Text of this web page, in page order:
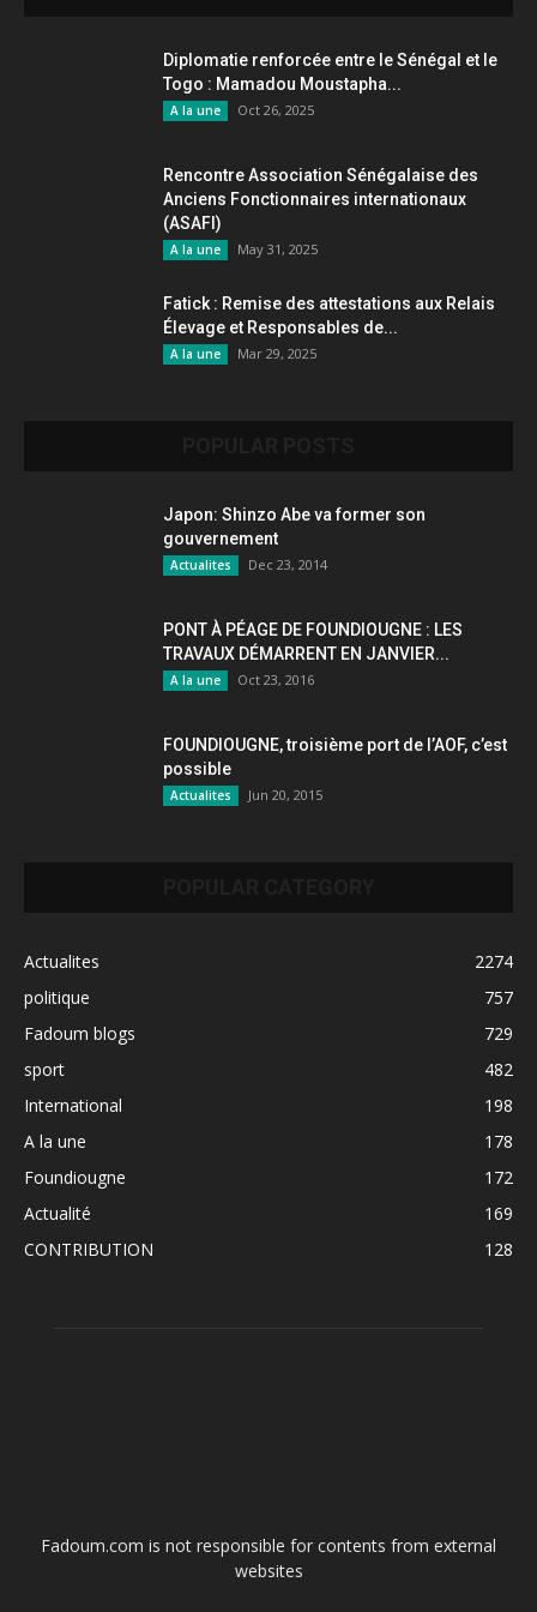
Diplomatie renforcée entre le Sénégal et le
Togo : Mamadou Moustapha...
A la une Oct 26, 2025
Rencontre Association Sénégalaise des
Anciens Fonctionnaires internationaux
(ASAFI)
A la une May 31, 2025
Fatick : Remise des attestations aux Relais
Élevage et Responsables de...
A la une Mar 29, 2025
Japon: Shinzo Abe va former son
gouvernement
Actualites Dec 23, 2014
PONT À PÉAGE DE FOUNDIOUGNE : LES
TRAVAUX DÉMARRENT EN JANVIER...
A la une Oct 23, 2016
FOUNDIOUGNE, troisième port de l’AOF, c’est
possible
Actualites Jun 20, 2015
Actualites
2274
politique
757
Fadoum blogs
729
sport
482
International
198
A la une
178
Foundiougne
172
Actualité
169
CONTRIBUTION
128
Fadoum.com is not responsible for contents from external
websites